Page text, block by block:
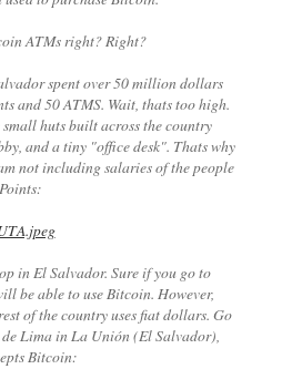
ATMs right? Right?
spent over 50 million dollars
and 50 ATMS. Wait, thats too high.
small huts built across the country
and a tiny "office desk". Thats why
not including salaries of the people
in El Salvador. Sure if you go to
be able to use Bitcoin. However,
of the country uses fiat dollars. Go
de Lima in La Unión (El Salvador),
Bitcoin: